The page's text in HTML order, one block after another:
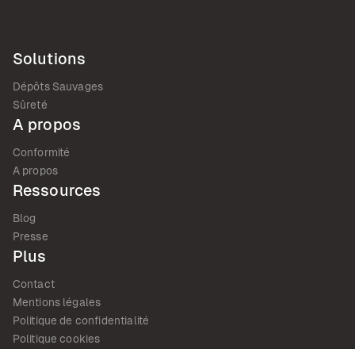
Solutions
Dépôts Sauvages
Sûreté
A propos
Conformité
A propos
Ressources
Blog
Presse
Plus
Contact
Mentions légales
Politique de confidentialité
Politique cookies